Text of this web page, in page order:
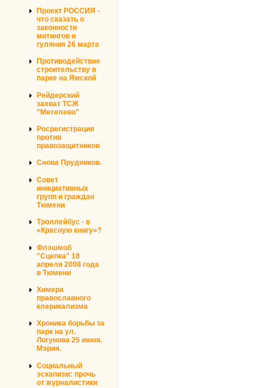
Проект РОССИЯ -
что сказать о
законности
митингов и
гуляния 26 марта
Противодействие
строительству в
парке на Ямской
Рейдерский
захват ТСЖ
"Метелево"
Росрегистрация
против
правозащитников
Снова Прудников.
Совет
инициативных
групп и граждан
Тюмени
Троллейбус - в
«Красную книгу»?
Флэшмоб
"Сцепка" 18
апреля 2008 года
в Тюмени
Химера
православного
клерикализма
Хроника борьбы за
парк на ул.
Логунова 25 июня.
Мэрия.
Социальный
эскапизм: прочь
от журналистики